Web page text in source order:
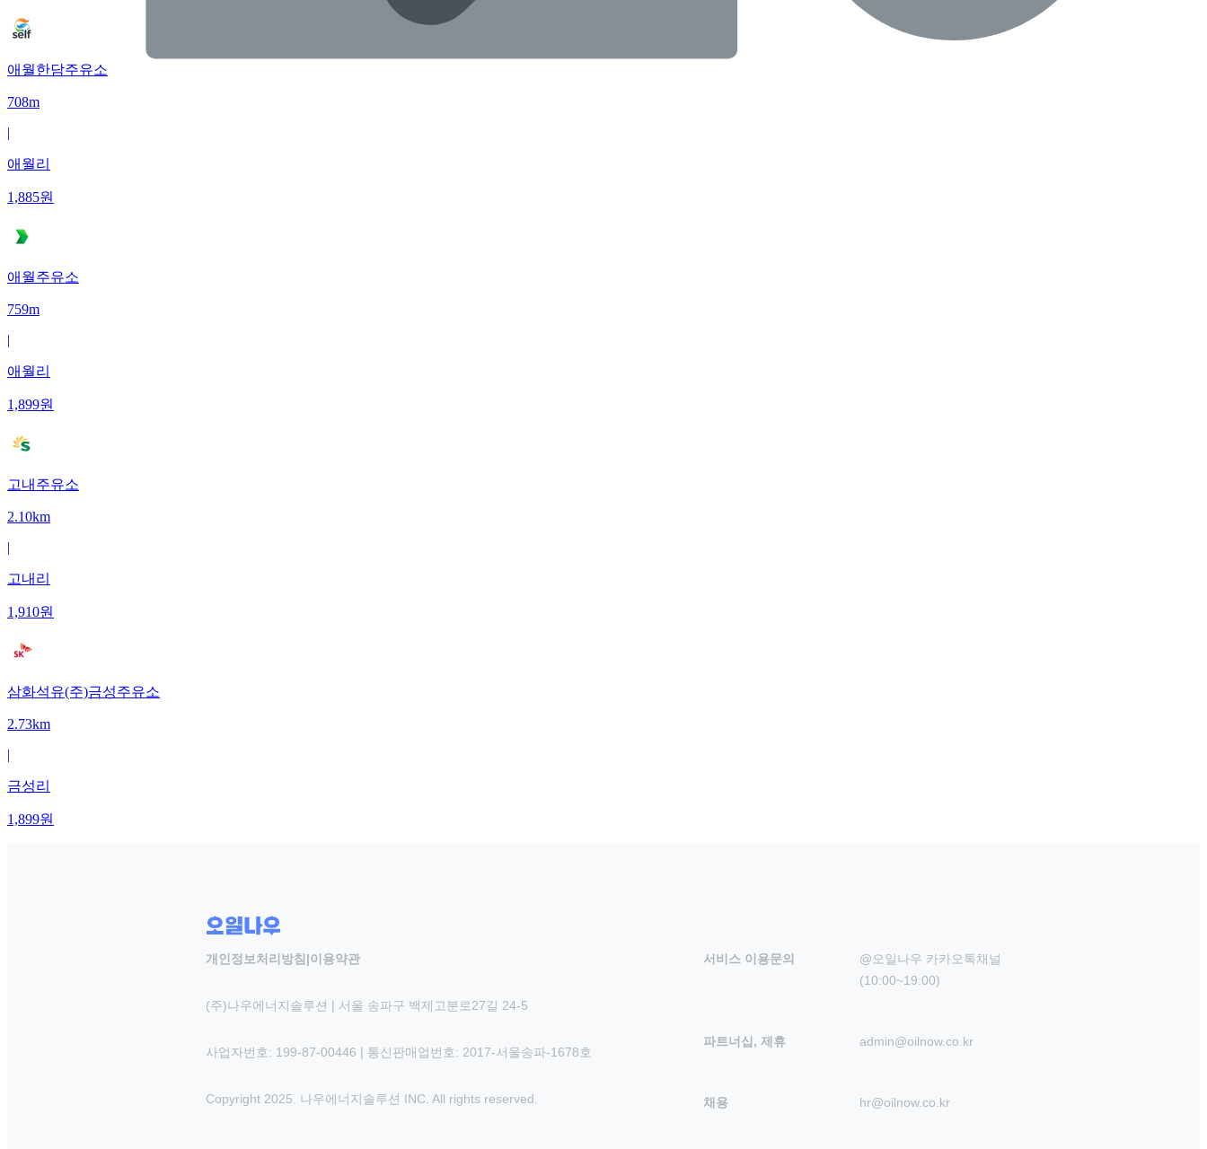
애월한담주유소
708m
|
애월리
1,885원
애월주유소
759m
|
애월리
1,899원
고내주유소
2.10km
|
고내리
1,910원
삼화석유(주)금성주유소
2.73km
|
금성리
1,899원
개인정보처리방침 |이용약관
(주)나우에너지솔루션 | 서울 송파구 백제고분로27길 24-5
사업자번호: 199-87-00446 | 통신판매업번호: 2017-서울송파-1678호
Copyright 2025. 나우에너지솔루션 INC. All rights reserved.
서비스 이용문의
@오일나우 카카오톡채널
(10:00~19:00)
파트너십, 제휴 admin@oilnow.co.kr
채용 hr@oilnow.co.kr